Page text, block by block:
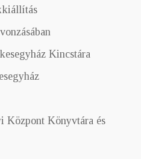
Kincstára
Központ Könyvtára és